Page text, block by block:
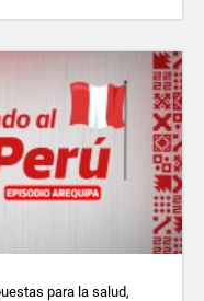
para la salud,